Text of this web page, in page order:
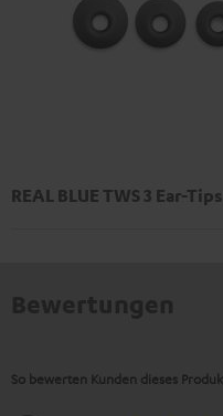
REAL BLUE TWS 3 Ear-
So bewerten Kunden dieses